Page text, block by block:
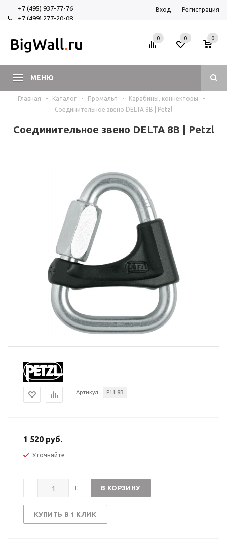
+7 (495) 937-77-76
+7 (499) 277-20-08
Вход Регистрация
МЕНЮ
0 0
0
Главная - Каталог - Промальп - Карабины, коннекторы
-
Соединительное звено DELTA 8B | Petzl
Соединительное звено DELTA 8B | Petzl
Артикул P11 8B
1 520 руб.
Уточняйте
В КОРЗИНУ
КУПИТЬ В 1 КЛИК